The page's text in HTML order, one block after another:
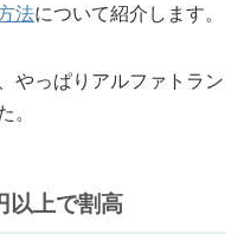
法について紹介します。
やっぱりアルファトラン
。
以上で割高